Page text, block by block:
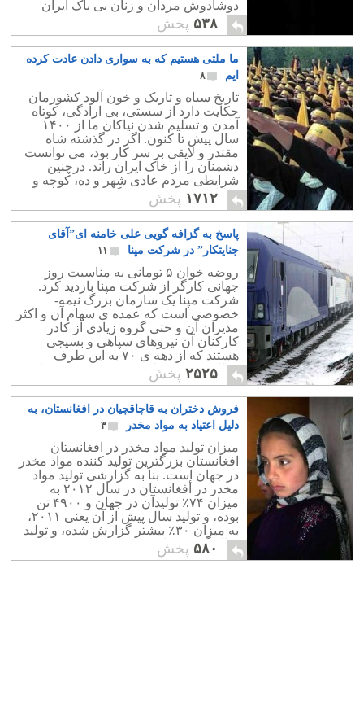
دوشادوش مردان و زنان بی باک ایران
زمین اند!
۵۳۸ پخش
ما ملتی هستیم که به سواری دادن عادت کرده
ایم
۸
تاریخ سیاه و تاریک و خون آلود کشورمان
حکایت دارد از سستی، بی ارادگی، کوتاه
آمدن و تسلیم شدن نیاکان ما از ۱۴۰۰
سال پیش تا کنون. اگر در گذشته شاه
مقتدر و لایقی بر سر کار بود، می توانست
دشمنان را از خاک ایران راند. درچنین
شرایطی مردم عادی شهر و ده، کوچه و
خیابان، نیز همراه و همگام با رژیم بوده اند.
۱۷۱۲ پخش
پاسخ به گزافه گویی علی خامنه ای”آقای
جنایتکار” در شرکت مپنا
۱۱
روضه خوان ۵ تومانی به مناسبت روز
جهانی کارگر از شرکت مپنا بازدید کرد.
شرکت مپنا یک سازمان بزرگ نیمه-
خصوصی است که عمده ی سهام آن و اکثر
مدیران آن و حتی گروه زیادی از کادر
کارکنان آن نیروهای سپاهی و بسیجی
هستند که از دهه ی ۷۰ به این طرف
وظایف پروژه های برق و قدرت در وزارت
نیرو را به عهده گرفت....
۲۵۲۵ پخش
فروش دختران به قاچاقچیان در افغانستان، به
دلیل اعتیاد به مواد مخدر
۳
میزان تولید مواد مخدر در افغانستان
افغانستان بزرگترین تولید کننده مواد مخدر
در جهان است. بنا به گزارشی تولید مواد
مخدر در أفغانستان در سال ۲۰۱۲ به
میزان ۷۴٪ تولیدآن در جهان و ۴۹۰۰ تن
بوده، و تولید سال پیش از آن یعنی ۲۰۱۱،
به میزان ۳۰٪ بیشتر گزارش شده، و تولید
سال گذشته را ۵،۵۰۰ تن تریاک می دانند.
۵۸۰ پخش